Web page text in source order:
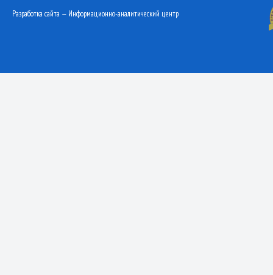
Разработка сайта — Информационно-аналитический центр